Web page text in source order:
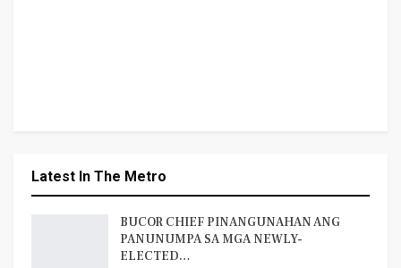
Latest In The Metro
BUCOR CHIEF PINANGUNAHAN ANG
PANUNUMPA SA MGA NEWLY-
ELECTED…